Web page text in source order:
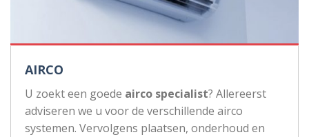
AIRCO
U zoekt een goede airco specialist? Allereerst
adviseren we u voor de verschillende airco
systemen. Vervolgens plaatsen, onderhoud en